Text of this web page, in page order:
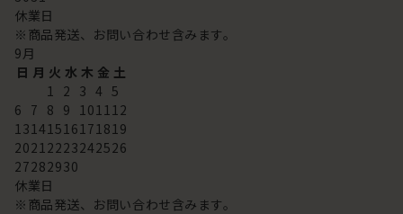
休業日
※商品発送、お問い合わせ含みます。
9 月
日 月 火 水 木 金 土
1
2 3 4 5
6 7 8 9 10 11 12
13 14 15 16 17 18 19
2021 2223242526
27282930
休業日
※商品発送、お問い合わせ含みます。